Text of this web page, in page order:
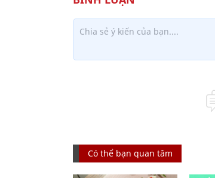
Có thể bạn quan tâm